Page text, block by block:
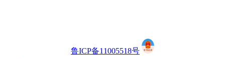
鲁ICP备11005518号